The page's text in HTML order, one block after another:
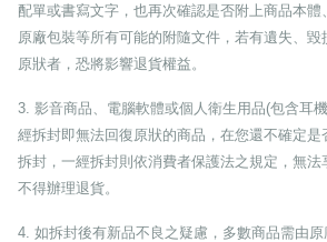
配單或書寫文字，也再次確認是否附上商品本體
原廠包裝等所有可能的附隨文件，若有遺失、
原狀者，恐將影響退貨權益。
3. 影音商品、電腦軟體或個人衛生用品(包含耳機
經拆封即無法回復原狀的商品，在您還不確定是
拆封，一經拆封則依消費者保護法之規定，無法
不得辦理退貨。
4. 如拆封後有新品不良之疑慮，多數商品需由